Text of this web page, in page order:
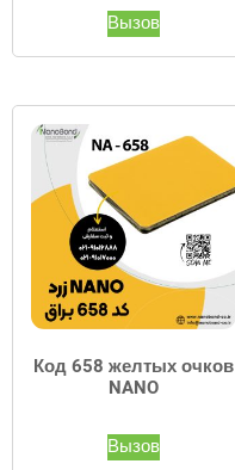
Вызов
Код 658 желтых очков
NANO
Вызов